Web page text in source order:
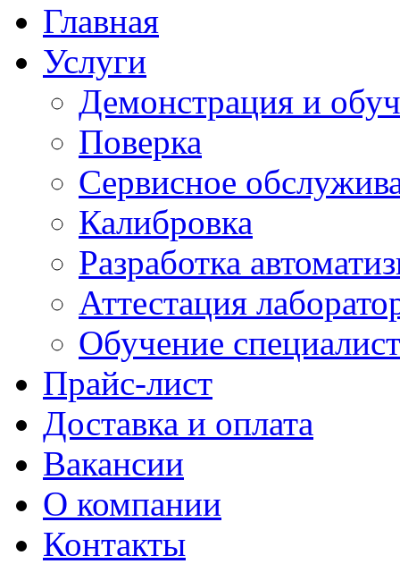
Главная
Услуги
Демонстрация и
Поверка
Сервисное
Калибровка
Разработка
Аттестация
Обучение
Прайс-лист
Доставка и оплата
Вакансии
О компании
Контакты